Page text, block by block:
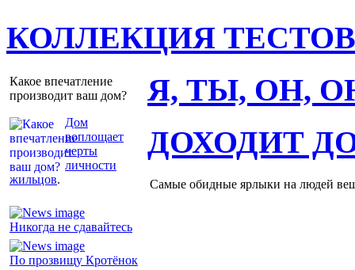
КОЛЛЕКЦИЯ ТЕСТОВ
Какое впечатление
производит ваш дом?
Дом
воплощает
черты
личности
жильцов.
Я, ТЫ, ОН,
Никогда не сдавайтесь
По прозвищу Кротёнок
ДОХОДИТ
Самые обидные ярлыки на людей